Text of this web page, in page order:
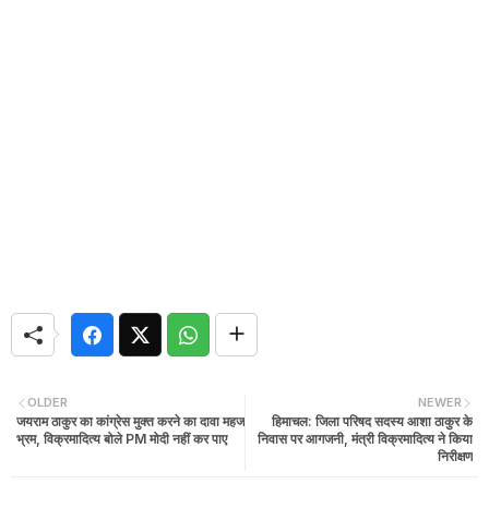
NEWER
हिमाचल: जिला परिषद सदस्य आशा ठाकुर के
निवास पर आगजनी, मंत्री विक्रमादित्य ने किया
निरीक्षण
OLDER
जयराम ठाकुर का कांग्रेस मुक्त करने का दावा महज
भ्रम, विक्रमादित्य बोले PM मोदी नहीं कर पाए